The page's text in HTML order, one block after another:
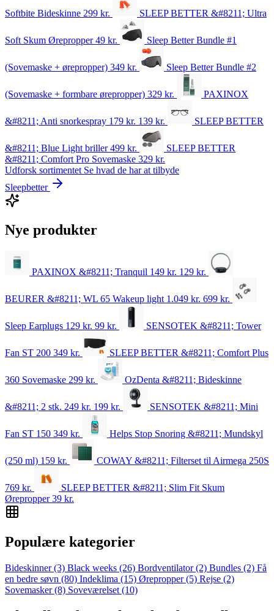
Softbite Bideskinne 299 kr. SLEEP BETTER &#8211; Ultra
Soft Skum Ørepropper49 kr. Sleep Better Bundle #1
(Sovemaske + ørepropper) 349 kr. Sleep Better Bundle #2
(Sovemaske + formbare ørepropper) 329 kr. PAXINOX
&#8211; Anti snorkespray 179 kr. 139 kr. SLEEP BETTER
&#8211; Blue Light briller499 kr.
SLEEP BETTER
&#8211; Comfort Pro Sovemaske 329 kr.
Udforsk sortimentet Se hvad de har at tilbyde
Sleepbetter
Nye produkter
PAXINOX &#8211; Tranquil 149 kr. 129 kr.
BEURER &#8211; WL 65 Wakeup light 1.049 kr. 699 kr.
Sleep Earplugs 129 kr. 99 kr. SENSOTEK &#8211; Tower
Fan ST 200 349 kr. SLEEP BETTER &#8211; Comfort Plus
360 Sovemaske 299 kr. OzDenta &#8211; Bideskinne
&#8211; 2 stk. 249 kr. 199 kr. SENSOTEK &#8211; Mini
Fan ST 150 349 kr. Helps Stop Snoring &#8211; Mundskyl
(250 ml) 159 kr. COWAY &#8211; Filterset til Airmega 250S
769 kr.
SLEEP BETTER &#8211; Slim Fit Skum
Ørepropper39 kr.
Populære kategorier
Bideskinner(3) Black weeks (26) Bordventilator(2) Bundles (2) Få
en bedre søvn (80) Indeklima (15) Ørepropper(5) Rejse (2)
Sovemasker(8) Soveværelset (10)